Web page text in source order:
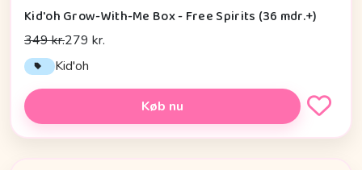
Kid'oh Grow-With-Me Box - Free Spirits (36 mdr.+)
349 kr.279 kr.
Kid'oh
Køb nu